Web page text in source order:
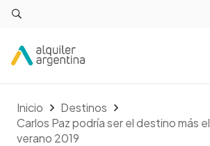
Inicio
Destinos
Carlos Paz podría ser el destino más
verano 2019